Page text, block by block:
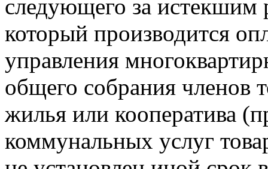
следующего за истекшим
который производится
управления
общего собрания членов
жилья или кооператива
коммунальных услуг